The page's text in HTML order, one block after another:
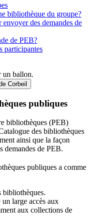
bibliothèque du groupe?
des demandes de
de PEB?
participantes
Corbeil
publiques
bibliothèques (PEB)
des bibliothèques
ainsi que la façon
demandes de PEB.
publiques a comme
bibliothèques.
large accès aux
aux collections de